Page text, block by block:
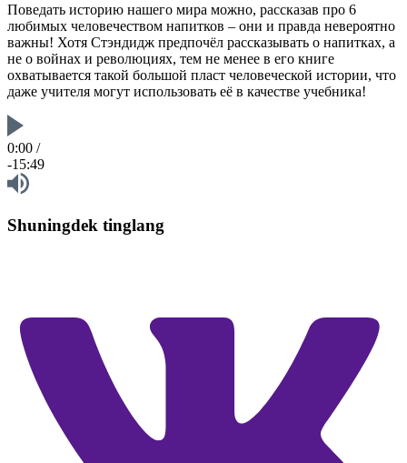
Поведать историю нашего мира можно, рассказав про 6
любимых человечеством напитков – они и правда невероятно
важны! Хотя Стэндидж предпочёл рассказывать о напитках, а
не о войнах и революциях, тем не менее в его книге
охватывается такой большой пласт человеческой истории, что
даже учителя могут использовать её в качестве учебника!
0:00 /
-15:49
Shuningdek tinglang